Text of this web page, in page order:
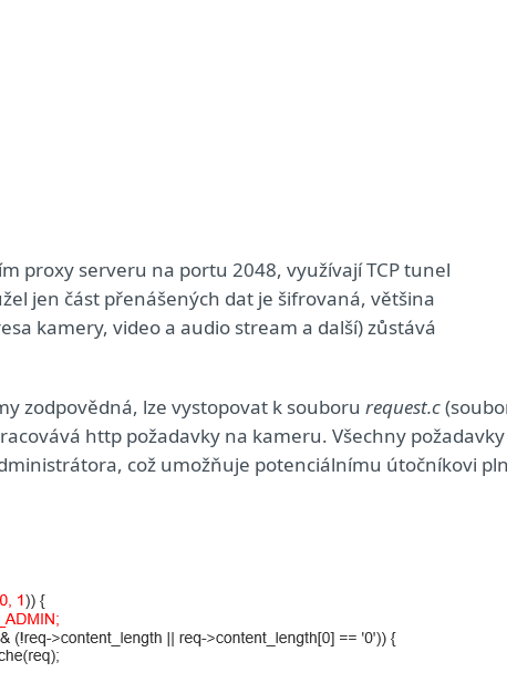
proxy serveru na portu 2048, využívají TCP tunel
jen část přenášených dat je šifrovaná, většina
kamery, video a audio stream a další) zůstává
zodpovědná, lze vystopovat k souboru request.c
http požadavky na kameru. Všechny požadavky
což umožňuje potenciálnímu útočníkovi